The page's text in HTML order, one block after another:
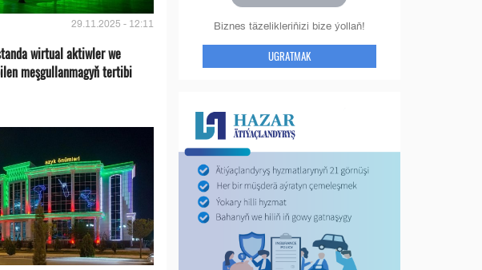
29.11.2025 - 12:11
wirtual aktiwler we
meşgullanmagyň tertibi
Biznes täzelikleriňizi bize ýollaň!
UGRATMAK